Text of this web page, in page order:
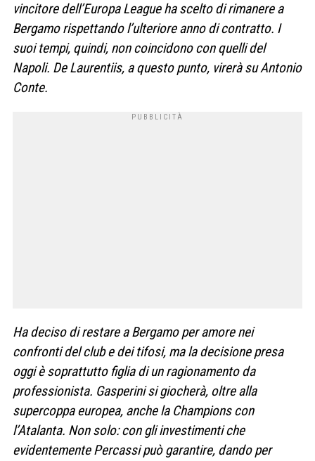
vincitore dell’Europa League ha scelto di rimanere a
Bergamo rispettando l’ulteriore anno di contratto. I
suoi tempi, quindi, non coincidono con quelli del
Napoli. De Laurentiis, a questo punto, virerà su Antonio
Conte.
Ha deciso di restare a Bergamo per amore nei
confronti del club e dei tifosi, ma la decisione presa
oggi è soprattutto figlia di un ragionamento da
professionista. Gasperini si giocherà, oltre alla
supercoppa europea, anche la Champions con
l’Atalanta. Non solo: con gli investimenti che
evidentemente Percassi può garantire, dando per